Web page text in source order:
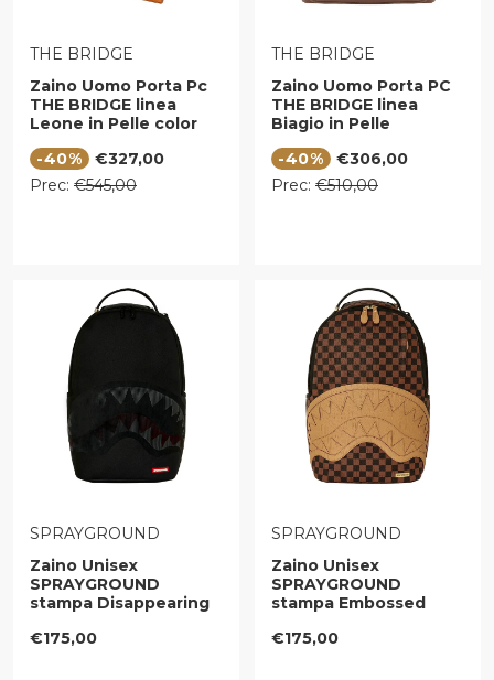
VENDITORE:
THE BRIDGE
Zaino Uomo Porta Pc
THE BRIDGE linea
Leone in Pelle color
-40%
Prezzo di vendita
€327,00
Prezzo regolare
Prec: €545,00
VENDITORE:
THE BRIDGE
Zaino Uomo Porta PC
THE BRIDGE linea
Biagio in Pelle
-40%
Prezzo di vendita
€306,00
Prezzo regolare
Prec: €510,00
VENDITORE:
SPRAYGROUND
Zaino Unisex
SPRAYGROUND
stampa Disappearing
Prezzo regolare
€175,00
VENDITORE:
SPRAYGROUND
Zaino Unisex
SPRAYGROUND
stampa Embossed
Prezzo regolare
€175,00